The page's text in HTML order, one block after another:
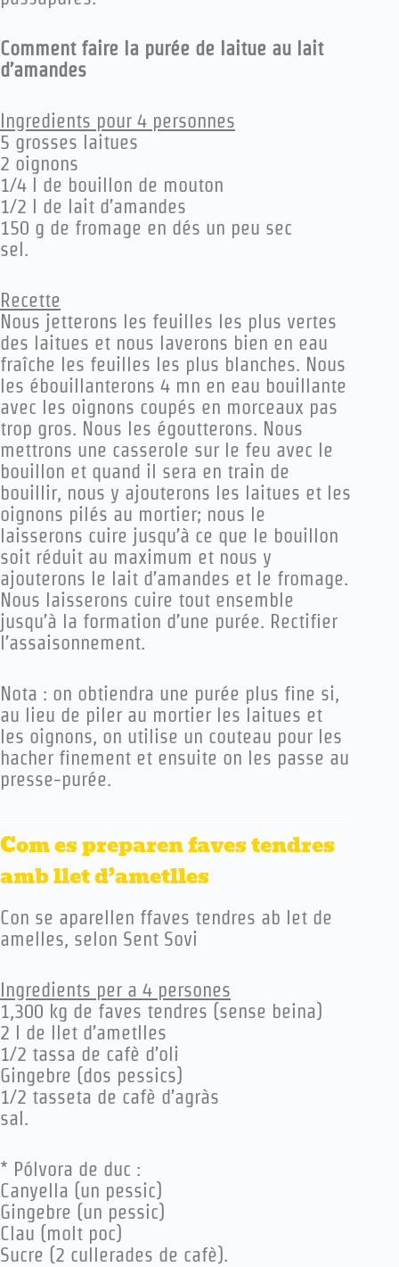
Comment faire la purée de laitue au lait
d’amandes
Ingredients pour 4 personnes
5 grosses laitues
2 oignons
1/4 l de bouillon de mouton
1/2 l de lait d’amandes
150 g de fromage en dés un peu sec
sel.
Recette
Nous jetterons les feuilles les plus vertes
des laitues et nous laverons bien en eau
fraîche les feuilles les plus blanches. Nous
les ébouillanterons 4 mn en eau bouillante
avec les oignons coupés en morceaux pas
trop gros. Nous les égoutterons. Nous
mettrons une casserole sur le feu avec le
bouillon et quand il sera en train de
bouillir, nous y ajouterons les laitues et les
oignons pilés au mortier; nous le
laisserons cuire jusqu’à ce que le bouillon
soit réduit au maximum et nous y
ajouterons le lait d’amandes et le fromage.
Nous laisserons cuire tout ensemble
jusqu’à la formation d’une purée. Rectifier
l’assaisonnement.
Nota : on obtiendra une purée plus fine si,
au lieu de piler au mortier les laitues et
les oignons, on utilise un couteau pour les
hacher finement et ensuite on les passe au
presse-purée.
Com es preparen faves tendres
amb llet d’ametlles
Con se aparellen ffaves tendres ab let de
amelles, selon Sent Sovi
Ingredients per a 4 persones
1,300 kg de faves tendres (sense beina)
2 l de llet d’ametlles
1/2 tassa de cafè d’oli
Gingebre (dos pessics)
1/2 tasseta de cafè d’agràs
sal.
* Pólvora de duc :
Canyella (un pessic)
Gingebre (un pessic)
Clau (molt poc)
Sucre (2 cullerades de cafè).